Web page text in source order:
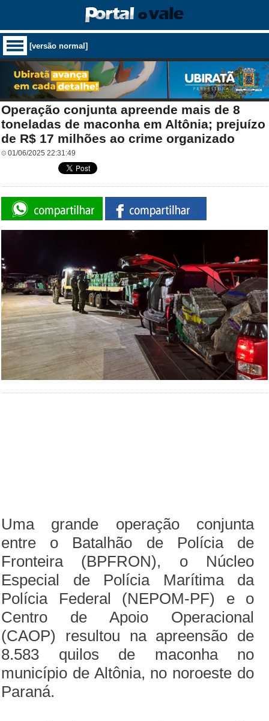
[versão normal]
Operação conjunta apreende mais de 8
toneladas de maconha em Altônia; prejuízo
de R$ 17 milhões ao crime organizado
01/06/2025 22:31:49
Uma grande operação conjunta
entre o Batalhão de Polícia de
Fronteira (BPFRON), o Núcleo
Especial de Polícia Marítima da
Polícia Federal (NEPOM-PF) e o
Centro de Apoio Operacional
(CAOP) resultou na apreensão de
8.583 quilos de maconha no
município de Altônia, no noroeste do
Paraná.